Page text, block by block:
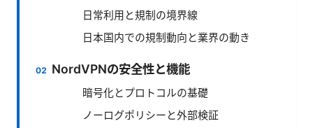
日常利用と規制の境界線
日本国内での規制動向と業界の動き
NordVPNの安全性と機能
暗号化とプロトコルの基礎
ノーログポリシーと外部検証